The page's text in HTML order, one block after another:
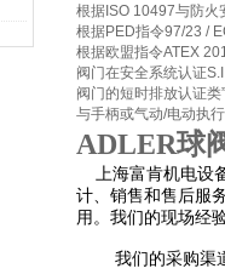
根据ISO 10497与防火
根据PED指令97/23 /
根据欧盟指令ATEX
阀门在安全系统认证
阀门的短时排放认证类
与手柄或气动/电动执
ADLER球
上海富肯机电设
计、销售和售后服
用。我们的现场经
我们的采购渠道